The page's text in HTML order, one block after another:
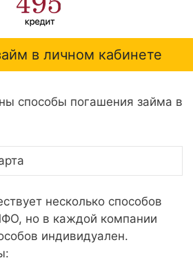
в личном кабинете
способы погашения займа в
несколько способов
но в каждой компании
индивидуален.